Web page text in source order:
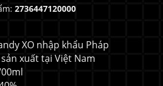
2736447120000
XO nhập khẩu Pháp
xuất tại Việt Nam